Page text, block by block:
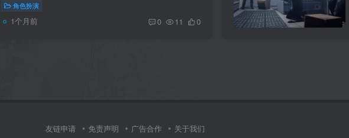
角色扮演
1个月前 0 11 0
友链申请 免责声明 广告合作 关于我们